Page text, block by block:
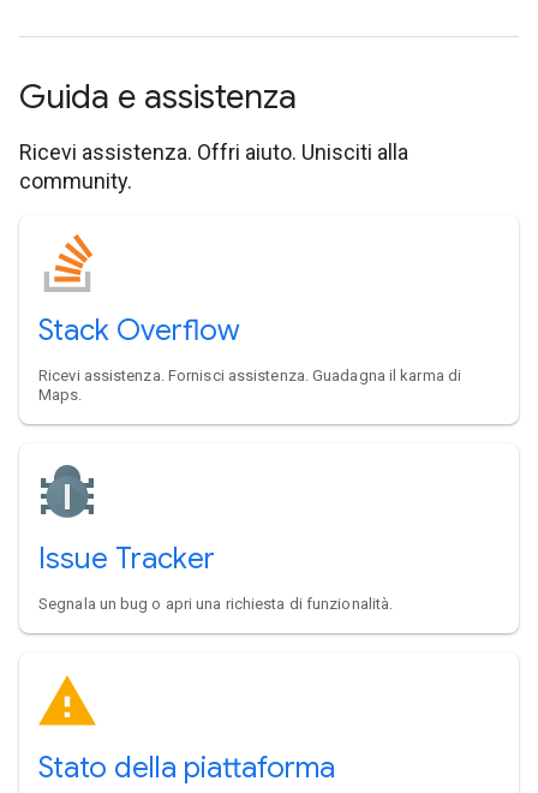
Guida e assistenza
Ricevi assistenza. Offri aiuto. Unisciti alla
community.
Stack Overflow
Ricevi assistenza. Fornisci assistenza. Guadagna il karma di
Maps.
Issue Tracker
Segnala un bug o apri una richiesta di funzionalità.
Stato della piattaforma